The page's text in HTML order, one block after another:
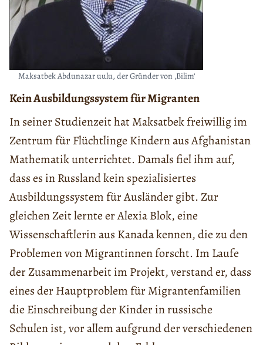
Maksatbek Abdunazar uulu, der Gründer von ‚Bilim‘
Kein Ausbildungssystem für Migranten
In seiner Studienzeit hat Maksatbek freiwillig im
Zentrum für Flüchtlinge Kindern aus Afghanistan
Mathematik unterrichtet. Damals fiel ihm auf,
dass es in Russland kein spezialisiertes
Ausbildungssystem für Ausländer gibt. Zur
gleichen Zeit lernte er Alexia Blok, eine
Wissenschaftlerin aus Kanada kennen, die zu den
Problemen von Migrantinnen forscht. Im Laufe
der Zusammenarbeit im Projekt, verstand er, dass
eines der Hauptproblem für Migrantenfamilien
die Einschreibung der Kinder in russische
Schulen ist, vor allem aufgrund der verschiedenen